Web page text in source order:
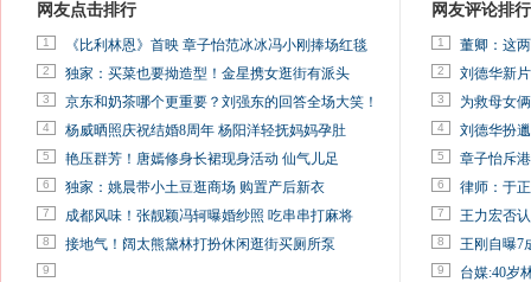
网友点击排行
1 《比利林恩》首映 章子怡范冰冰冯小刚捧场红毯
2 独家：买菜也要拗造型！金星携女逛街有派头
3 京东和奶茶哪个更重要？刘强东的回答全场大笑！
4 杨威晒照庆祝结婚8周年 杨阳洋轻抚妈妈孕肚
5 艳压群芳！唐嫣修身长裙现身活动 仙气儿足
6 独家：姚晨带小土豆逛商场 购置产后新衣
7 成都风味！张靓颖冯轲曝婚纱照 吃串串打麻将
8 接地气！阔太熊黛林打扮休闲逛街买厕所泵
9
网友评论排行
1 董卿：这
2 刘德华新
3 为救母女
4 刘德华扮
5 章子怡斥
6 律师：于
7 王力宏否
8 王刚自曝7
9 台媒:40岁